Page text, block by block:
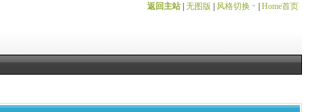
返回主站| 无图版 风格切换 Home首页